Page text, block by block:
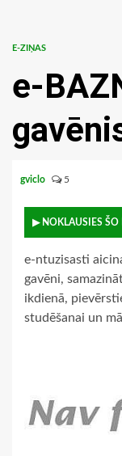
E-ZIŅAS
e-
gviclo 5
▶ NOKLAUSIES ŠO
e-ntuzisasti
gavēni,
ikdienā,
studēšanai un